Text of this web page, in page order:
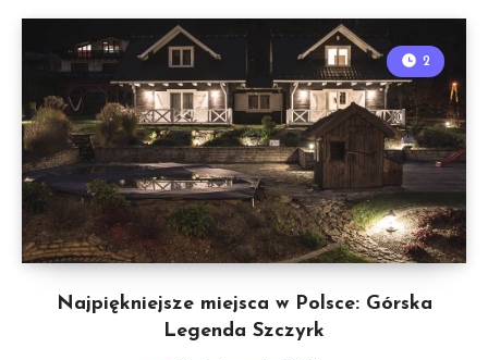
Najpiękniejsze miejsca w Polsce: Górska
Legenda Szczyrk
2